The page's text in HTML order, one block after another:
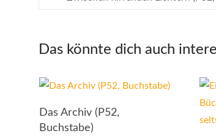
Das könnte dich auch
Das Archiv (P52,
Buchstabe)